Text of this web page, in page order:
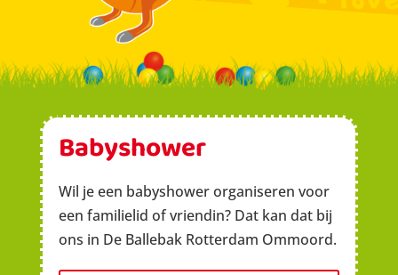
Babyshower
Wil je een babyshower organiseren voor
een familielid of vriendin? Dat kan dat bij
ons in De Ballebak Rotterdam Ommoord.